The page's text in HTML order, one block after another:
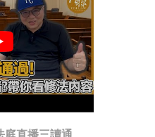
庭直播三讀通